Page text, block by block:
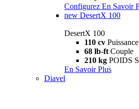
Configurez En Savoir
new DesertX 100
DesertX 100
110 cv Puissance
68 lb-ft Couple
210 kg POIDS
En Savoir Plus
Diavel